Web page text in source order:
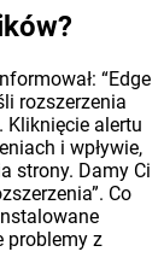
“Edge
rozszerzenia
Kliknięcie alertu
i wpływie,
strony. Damy Ci
Co
problemy z